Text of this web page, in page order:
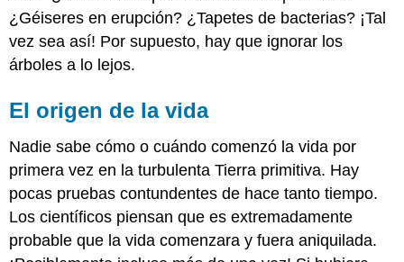
¿Géiseres en erupción? ¿Tapetes de bacterias? ¡Tal
vez sea así! Por supuesto, hay que ignorar los
árboles a lo lejos.
El origen de la vida
Nadie sabe cómo o cuándo comenzó la vida por
primera vez en la turbulenta Tierra primitiva. Hay
pocas pruebas contundentes de hace tanto tiempo.
Los científicos piensan que es extremadamente
probable que la vida comenzara y fuera aniquilada.